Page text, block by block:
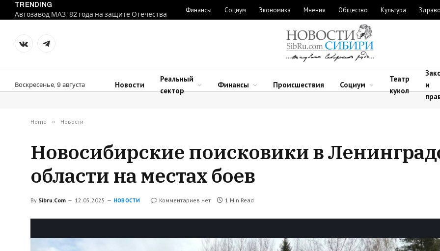
TRENDING
Автозавод МАЗ: 82 года на защите Отечества
Финансы Социум Экономика Мнения Общество Культура
VKontakteTelegram
Воскресенье, 9 августа Новости
Реальный
сектор
Финансы Происшествия Социум
Театр
кукол
и
Home » Новости
Новосибирские поисковики в
области на местах боев
By Sibru.Com 12.05.2025 НОВОСТИ Комментариев нет 1 Min Read